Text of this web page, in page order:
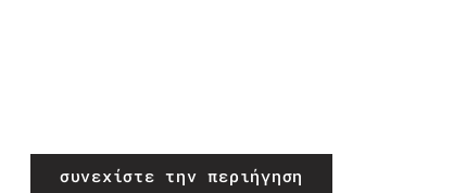
συνεχίστε την περιήγηση